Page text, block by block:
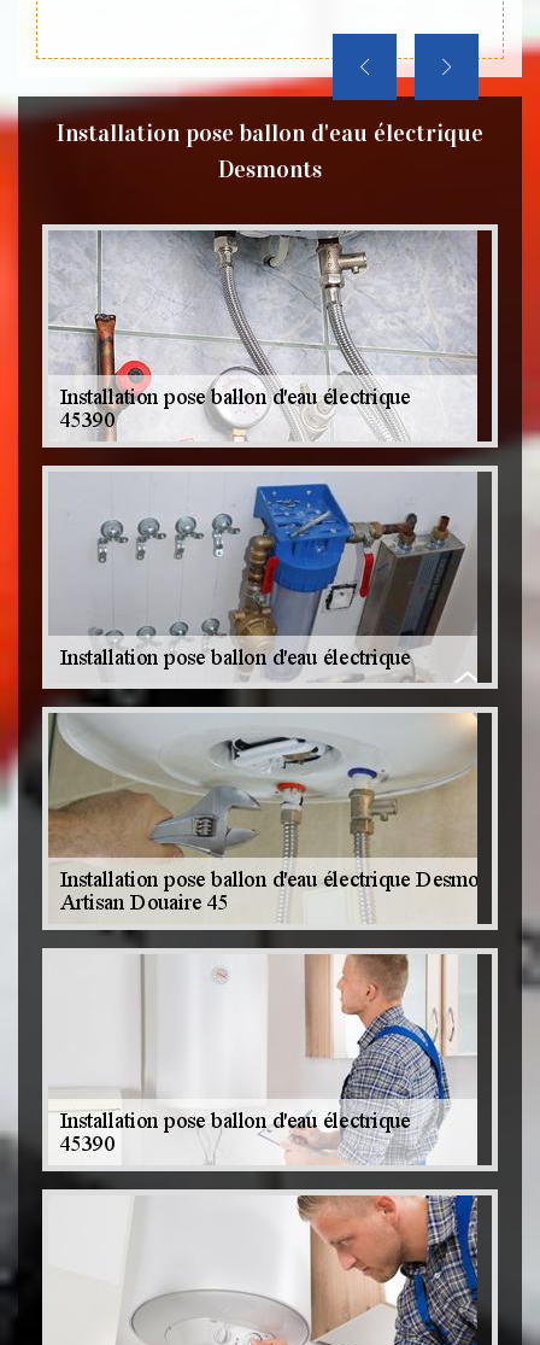
Installation pose ballon d'eau électrique
Desmonts